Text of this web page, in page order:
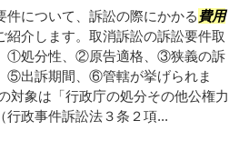
件について、訴訟の際にかかる費用
紹介します。取消訴訟の訴訟要件取
①処分性、②原告適格、③狭義の訴
⑤出訴期間、⑥管轄が挙げられま
対象は「行政庁の処分その他公権力
行政事件訴訟法３条２項...